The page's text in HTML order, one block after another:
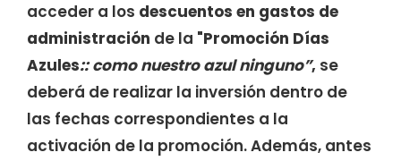
acceder a los descuentos en gastos de
administración de la "Promoción Días
Azules:: como nuestro azul ninguno”, se
deberá de realizar la inversión dentro de
las fechas correspondientes a la
activación de la promoción. Además, antes